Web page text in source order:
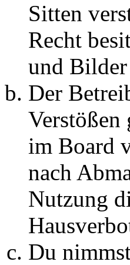
Sitten
Recht
und Bilder
Der
Verstößen
im Board
nach
Nutzung
Du